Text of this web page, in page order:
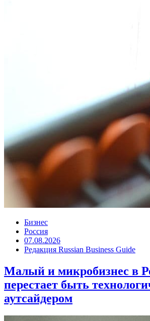
Бизнес
Россия
07.08.2026
Редакция Russian Business Guide
Малый и микробизнес в
перестает быть
аутсайдером